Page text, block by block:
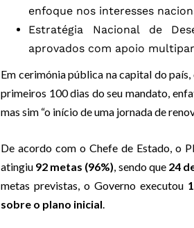
enfoque nos interesses
Estratégia Nacional de
aprovados com apoio
Em cerimónia pública na capital do
primeiros 100 dias do seu mandato,
mas sim “o início de uma jornada de
De acordo com o Chefe de Estado, o
atingiu 92 metas (96%), sendo que 24
metas previstas, o Governo executou
sobre o plano inicial.